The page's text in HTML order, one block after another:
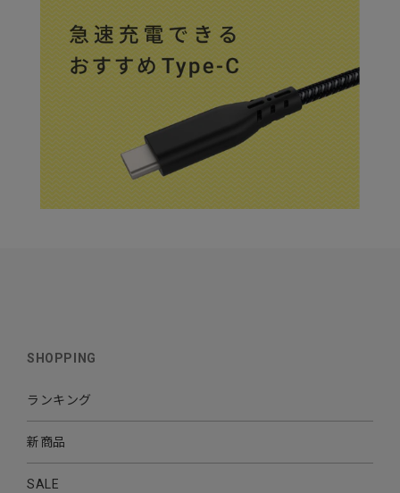
SHOPPING
ランキング
新商品
SALE